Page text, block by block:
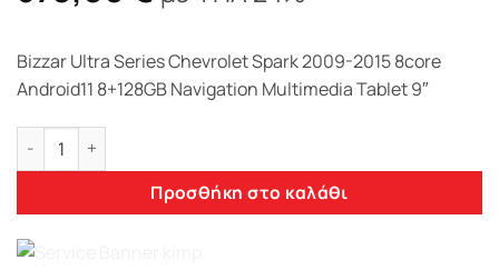
Bizzar Ultra Series Chevrolet Spark 2009-2015 8core
Android11 8+128GB Navigation Multimedia Tablet 9″
Bizzar Ultra Series Chevrolet Spark 2009-2015 8core
Προσθήκη στο καλάθι